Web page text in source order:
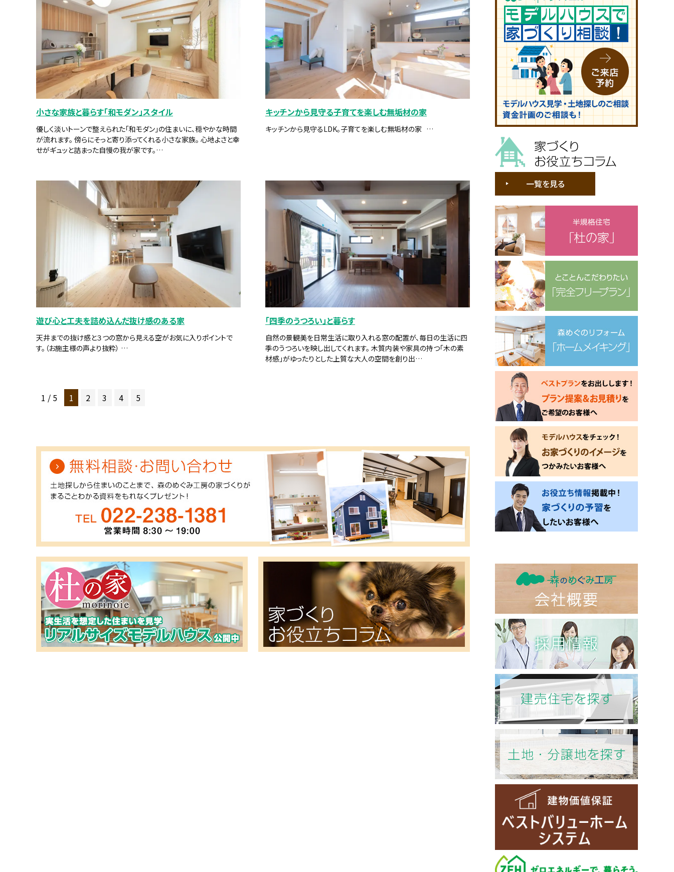
小さな家族と暮らす「和モダン」スタイル
優しく淡いトーンで整えられた「和モダン」の住まいに、穏やかな時間
が流れます。 傍らにそっと寄り添ってくれる小さな家族。 心地よさと幸
せがギュッと詰まった自慢の我が家です。…
キッチンから見守る子育てを楽しむ無垢材の家
キッチンから見守るLDK。子育てを楽しむ無垢材の家 …
遊び心と工夫を詰め込んだ抜け感のある家
天井までの抜け感と３つの窓から見える空がお気に入りポイントで
す。（お施主様の声より抜粋） …
「四季のうつろい」と暮らす
自然の景観美を日常生活に取り入れる窓の配置が、毎日の生活に四
季のうつろいを映し出してくれます。 木質内装や家具の持つ「木の素
材感」がゆったりとした上質な大人の空間を創り出…
1 / 5 1 2 3 4 5
家づくりお役立ちコラム
一覧を見る